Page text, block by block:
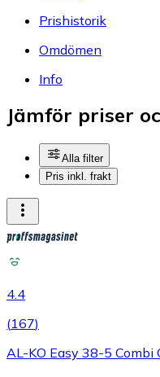
Prishistorik
Omdömen
Info
Jämför priser
Alla filter
Pris inkl. frakt
4.4
(167)
AL-KO Easy 38-5 Combi